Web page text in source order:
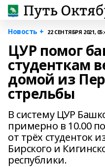
Новость + 22 СЕНТЯБРЯ 2021,
ЦУР помог
студенткам
домой из
стрельбы
В систему ЦУР
примерно в 10.00
от трёх студенток
Бирского и
республики.